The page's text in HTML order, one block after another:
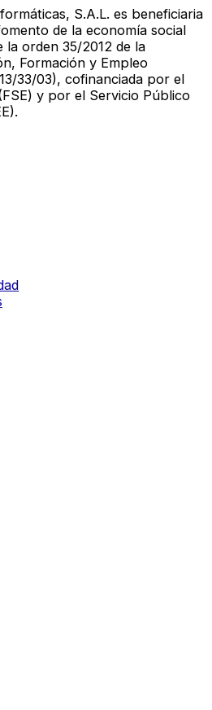
S.A.L. es beneficiaria
de la economía social
la orden 35/2012 de la
Formación y Empleo
33/03), cofinanciada por el
y por el Servicio Público